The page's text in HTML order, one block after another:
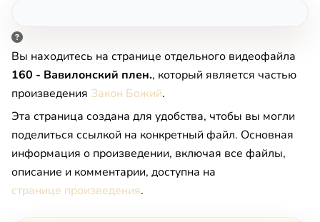
Вы находитесь на странице отдельного видеофайла
160 - Вавилонский плен., который является частью
произведения Закон Божий.
Эта страница создана для удобства, чтобы вы могли
поделиться ссылкой на конкретный файл. Основная
информация о произведении, включая все файлы,
описание и комментарии, доступна на
странице произведения.